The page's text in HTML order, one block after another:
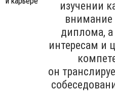
изучении
внимание
диплома,
интересам и
он